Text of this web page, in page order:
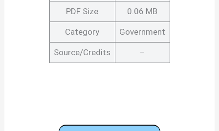
PDF Size 0.06 MB
Category Government
Source/Credits –